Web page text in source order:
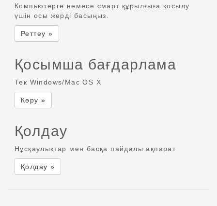
Компьютерге немесе смарт құрылғыға қосылу
үшін осы жерді басыңыз.
Реттеу »
Қосымша бағдарлама
Тек Windows/Mac OS X
Көру »
Қолдау
Нұсқаулықтар мен басқа пайдалы ақпарат
Қолдау »